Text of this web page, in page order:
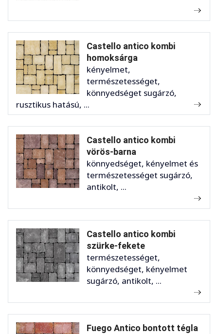
Castello antico kombi
homoksárga
kényelmet,
természetességet,
könnyedséget sugárzó,
rusztikus hatású, ...
Castello antico kombi
vörös-barna
könnyedséget, kényelmet és
természetességet sugárzó,
antikolt, ...
Castello antico kombi
szürke-fekete
természetességet,
könnyedséget, kényelmet
sugárzó, antikolt, ...
Fuego Antico bontott tégla